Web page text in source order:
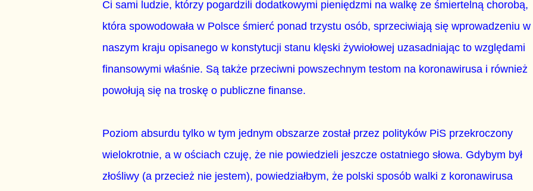
Ci sami ludzie, którzy pogardzili dodatkowymi pieniędzmi na walkę ze śmiertelną chorobą,
która spowodowała w Polsce śmierć ponad trzystu osób, sprzeciwiają się wprowadzeniu w
naszym kraju opisanego w konstytucji stanu klęski żywiołowej uzasadniając to względami
finansowymi właśnie. Są także przeciwni powszechnym testom na koronawirusa i również
powołują się na troskę o publiczne finanse.
Poziom absurdu tylko w tym jednym obszarze został przez polityków PiS przekroczony
wielokrotnie, a w ościach czuję, że nie powiedzieli jeszcze ostatniego słowa. Gdybym był
złośliwy (a przecież nie jestem), powiedziałbym, że polski sposób walki z koronawirusa